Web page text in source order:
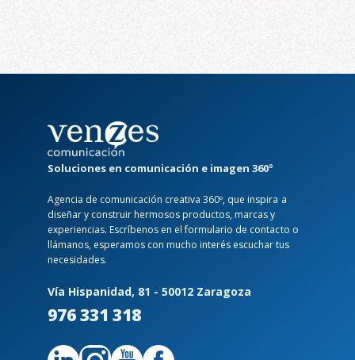
Soluciones en comunicación e imagen 360º
Agencia de comunicación creativa 360º, que inspira a
diseñar y construir hermosos productos, marcas y
experiencias. Escríbenos en el formulario de contacto o
llámanos, esperamos con mucho interés escuchar tus
necesidades.
Vía Hispanidad, 81 - 50012 Zaragoza
976 331 318